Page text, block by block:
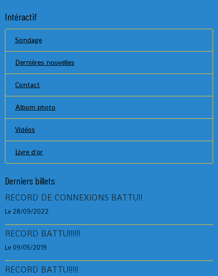
Intéractif
Sondage
Dernières nouvelles
Contact
Album photo
Vidéos
Livre d'or
Derniers billets
RECORD DE CONNEXIONS BATTU!!
Le 28/09/2022
RECORD BATTU!!!!!!
Le 09/05/2019
RECORD BATTU!!!!!